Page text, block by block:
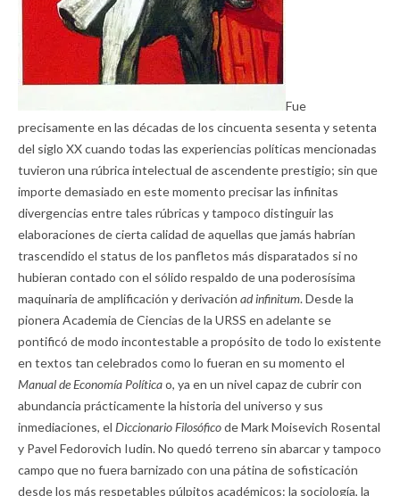
Fue
precisamente en las décadas de los cincuenta sesenta y setenta
del siglo XX cuando todas las experiencias políticas mencionadas
tuvieron una rúbrica intelectual de ascendente prestigio; sin que
importe demasiado en este momento precisar las infinitas
divergencias entre tales rúbricas y tampoco distinguir las
elaboraciones de cierta calidad de aquellas que jamás habrían
trascendido el status de los panfletos más disparatados si no
hubieran contado con el sólido respaldo de una poderosísima
maquinaria de amplificación y derivación ad infinitum. Desde la
pionera Academia de Ciencias de la URSS en adelante se
pontificó de modo incontestable a propósito de todo lo existente
en textos tan celebrados como lo fueran en su momento el
Manual de Economía Políticao, ya en un nivel capaz de cubrir con
abundancia prácticamente la historia del universo y sus
inmediaciones, el Diccionario Filosóficode Mark Moisevich Rosental
y Pavel Fedorovich Iudin. No quedó terreno sin abarcar y tampoco
campo que no fuera barnizado con una pátina de sofisticación
desde los más respetables púlpitos académicos: la sociología, la